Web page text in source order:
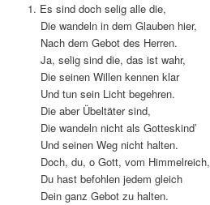
1. Es sind doch selig alle die,
Die wandeln in dem Glauben hier,
Nach dem Gebot des Herren.
Ja, selig sind die, das ist wahr,
Die seinen Willen kennen klar
Und tun sein Licht begehren.
Die aber Übeltäter sind,
Die wandeln nicht als Gotteskind’
Und seinen Weg nicht halten.
Doch, du, o Gott, vom Himmelreich,
Du hast befohlen jedem gleich
Dein ganz Gebot zu halten.